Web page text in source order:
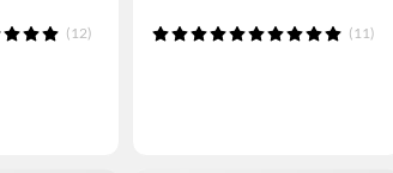
(12) (11)